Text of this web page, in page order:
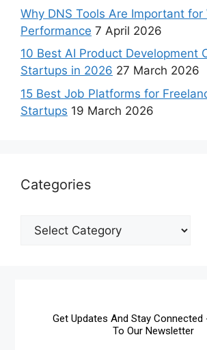
Why DNS Tools Are Important for
Performance 7 April 2026
10 Best AI Product Development
Startups in 2026 27 March 2026
15 Best Job Platforms for
Startups 19 March 2026
Categories
Get Updates And Stay Connected
To Our Newsletter